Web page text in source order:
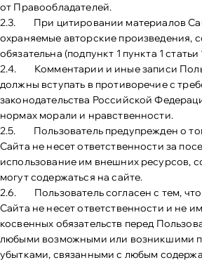
от Правообладателей.
2.3. При цитировании материалов
охраняемые авторские произведения,
обязательна (подпункт 1 пункта 1
2.4. Комментарии и иные записи
должны вступать в противоречие с
законодательства Российской
нормах морали и нравственности.
2.5. Пользователь предупрежден о
Сайта не несет ответственности за
использование им внешних ресурсов,
могут содержаться на сайте.
2.6. Пользователь согласен с тем,
Сайта не несет ответственности и не
косвенных обязательств перед
любыми возможными или возникшими
убытками, связанными с любым